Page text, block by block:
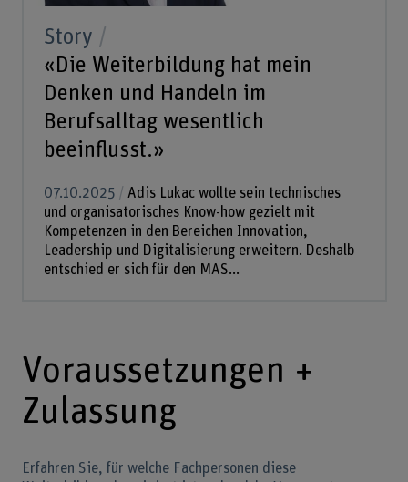
Story
«Die Weiterbildung hat mein
Denken und Handeln im
Berufsalltag wesentlich
beeinflusst.»
07.10.2025
Adis Lukac wollte sein technisches
und organisatorisches Know-how gezielt mit
Kompetenzen in den Bereichen Innovation,
Leadership und Digitalisierung erweitern. Deshalb
entschied er sich für den MAS...
Voraussetzungen +
Zulassung
Erfahren Sie, für welche Fachpersonen diese